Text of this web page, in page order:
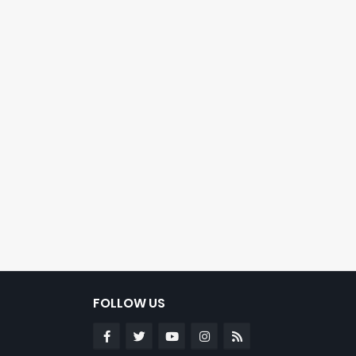
FOLLOW US